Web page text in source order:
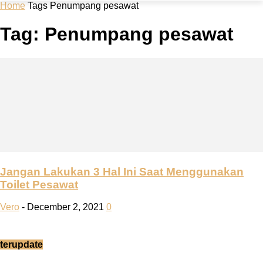
Home Tags Penumpang pesawat
Tag: Penumpang pesawat
Jangan Lakukan 3 Hal Ini Saat Menggunakan
Toilet Pesawat
Vero - December 2, 2021 0
terupdate